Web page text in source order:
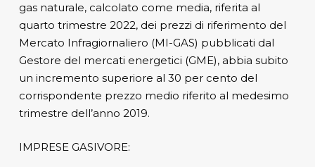
gas naturale, calcolato come media, riferita al
quarto trimestre 2022, dei prezzi di riferimento del
Mercato Infragiornaliero (MI-GAS) pubblicati dal
Gestore del mercati energetici (GME), abbia subito
un incremento superiore al 30 per cento del
corrispondente prezzo medio riferito al medesimo
trimestre dell’anno 2019.
IMPRESE GASIVORE: